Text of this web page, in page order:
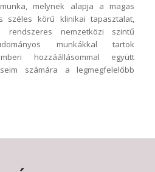
melynek alapja a magas
széles körű klinikai tapasztalat,
rendszeres nemzetközi szintű
munkákkal tartok
hozzáállásommal együtt
számára a legmegfelelőbb